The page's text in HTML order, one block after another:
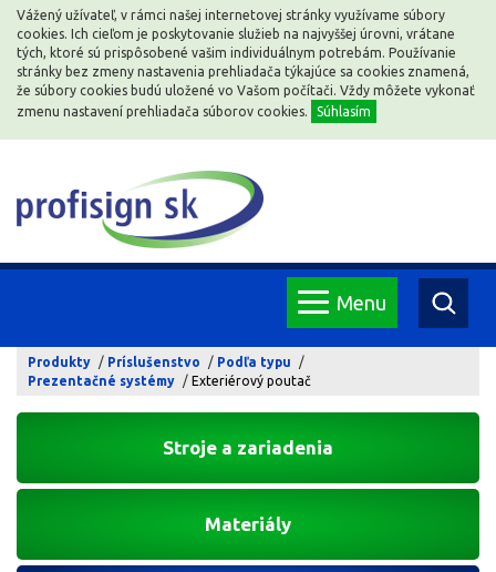
Vážený užívateľ, v rámci našej internetovej stránky využívame súbory
cookies. Ich cieľom je poskytovanie služieb na najvyššej úrovni, vrátane
tých, ktoré sú prispôsobené vašim individuálnym potrebám. Používanie
stránky bez zmeny nastavenia prehliadača týkajúce sa cookies znamená,
že súbory cookies budú uložené vo Vašom počítači. Vždy môžete vykonať
zmenu nastavení prehliadača súborov cookies.
Súhlasím
Menu
Produkty Príslušenstvo
Podľa typu
Prezentačné systémy
Exteriérový poutač
Stroje a zariadenia
Materiály